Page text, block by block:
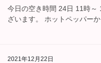
今日の空き時間 24日 11時～
ざいます。 ホットペッパー
2021年12月22日